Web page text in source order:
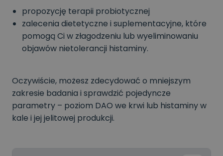
propozycję terapii probiotycznej
zalecenia dietetyczne i suplementacyjne, które
pomogą Ci w złagodzeniu lub wyeliminowaniu
objawów nietolerancji histaminy.
Oczywiście, możesz zdecydować o mniejszym
zakresie badania i sprawdzić pojedyncze
parametry – poziom DAO we krwi lub histaminy w
kale i jej jelitowej produkcji.